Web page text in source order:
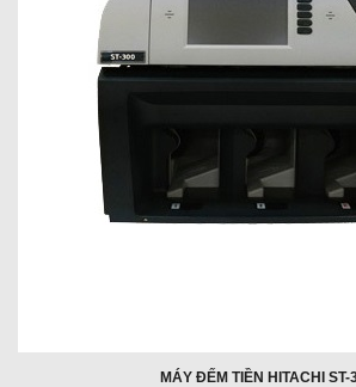
MÁY ĐẾM TIỀN HITACHI ST-